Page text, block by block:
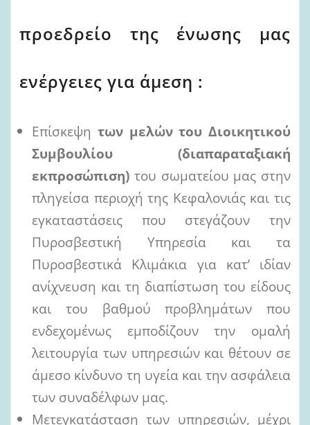
προεδρείο της ένωσης μας
ενέργειες για άμεση :
Επίσκεψη των μελών του Διοικητικού
Συμβουλίου (διαπαραταξιακή
εκπροσώπιση) του σωματείου μας στην
πληγείσα περιοχή της Κεφαλονιάς και τις
εγκαταστάσεις που στεγάζουν την
Πυροσβεστική Υπηρεσία και τα
Πυροσβεστικά Κλιμάκια για κατ’ ιδίαν
ανίχνευση και τη διαπίστωση του είδους
και του βαθμού προβλημάτων που
ενδεχομένως εμποδίζουν την ομαλή
λειτουργία των υπηρεσιών και θέτουν σε
άμεσο κίνδυνο τη υγεία και την ασφάλεια
των συναδέλφων μας.
Μετεγκατάσταση των υπηρεσιών, μέχρι